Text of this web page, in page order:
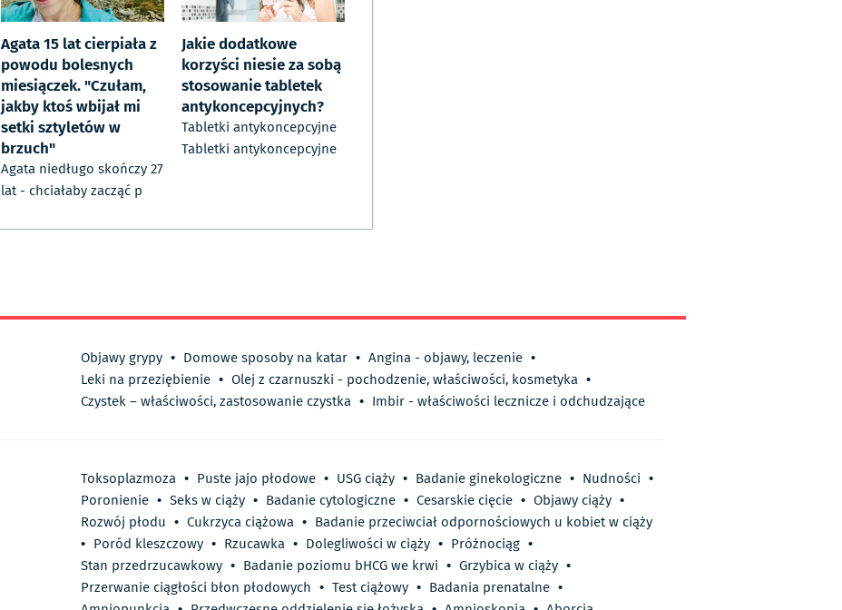
Agata 15 lat cierpiała z
powodu bolesnych
miesiączek. "Czułam,
jakby ktoś wbijał mi
setki sztyletów w
brzuch"
Agata niedługo skończy 27
lat - chciałaby zacząć p
Jakie dodatkowe
korzyści niesie za sobą
stosowanie tabletek
antykoncepcyjnych?
Tabletki antykoncepcyjne
Tabletki antykoncepcyjne
Objawy grypy • Domowe sposoby na katar • Angina - objawy, leczenie •
Leki na przeziębienie • Olej z czarnuszki - pochodzenie, właściwości, kosmetyka •
Czystek – właściwości, zastosowanie czystka • Imbir - właściwości lecznicze i odchudzające
Toksoplazmoza • Puste jajo płodowe • USG ciąży • Badanie ginekologiczne • Nudności •
Poronienie • Seks w ciąży • Badanie cytologiczne • Cesarskie cięcie • Objawy ciąży •
Rozwój płodu • Cukrzyca ciążowa • Badanie przeciwciał odpornościowych u kobiet w ciąży
• Poród kleszczowy • Rzucawka • Dolegliwości w ciąży • Próżnociąg •
Stan przedrzucawkowy • Badanie poziomu bHCG we krwi • Grzybica w ciąży •
Przerwanie ciągłości błon płodowych • Test ciążowy • Badania prenatalne •